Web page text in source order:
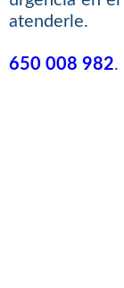
atenderle.
650 008 982.